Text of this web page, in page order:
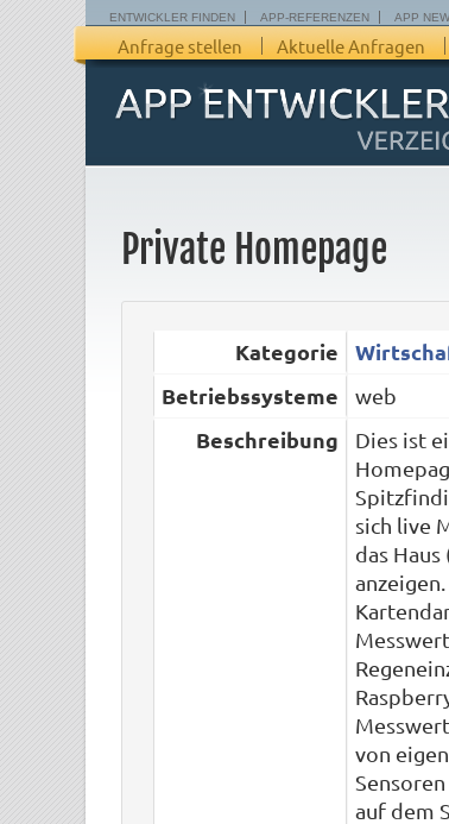
ENTWICKLER FINDEN APP-REFERENZEN APP
Anfrage stellen Aktuelle Anfragen
Private Homepage
Kategorie
Betriebssysteme
web
Beschreibung
Dies ist
sich live
das
anzeigen.
von
auf dem